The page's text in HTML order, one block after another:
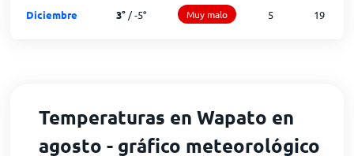
Diciembre 3° /-5° Muy malo 5 19
Temperaturas en Wapato en
agosto - gráfico meteorológico